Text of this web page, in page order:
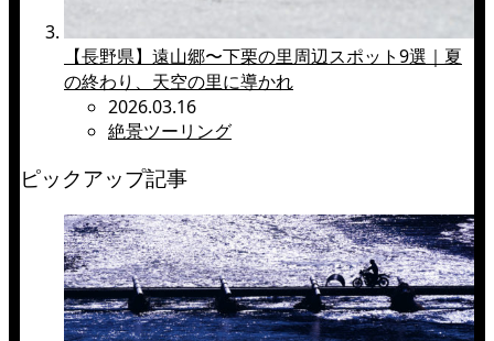
【長野県】遠山郷〜下栗の里周辺スポット9選｜夏
の終わり、天空の里に導かれ
2026.03.16
絶景ツーリング
ピックアップ記事